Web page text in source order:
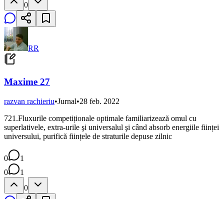
0
RR
Maxime 27
razvan rachieriu•Jurnal•28 feb. 2022
721.Fluxurile competiționale optimale familiarizează omul cu
superlativele, extra-urile şi universalul şi când absorb energiile ființei
universului, purifică ființele de straturile depuse zilnic
0
1
0
1
0